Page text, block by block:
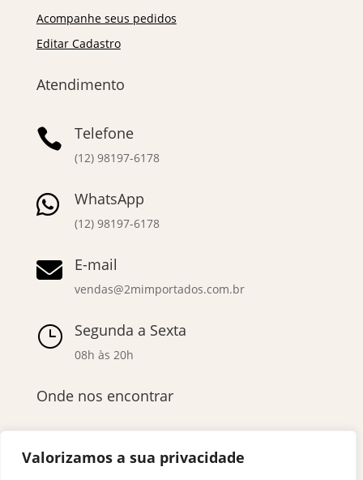
Valorizamos a sua privacidade
Acompanhe seus pedidos
Editar Cadastro
Atendimento
 Telefone
(12) 98197-6178
 WhatsApp
(12) 98197-6178
 E-mail
vendas@2mimportados.com.br
} Segunda a Sexta
08h às 20h
Onde nos encontrar